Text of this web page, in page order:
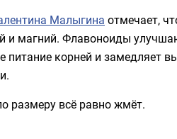
Малыгина отмечает,
и магний. Флавоноиды
питание корней и замедляет
размеру всё равно жмёт.